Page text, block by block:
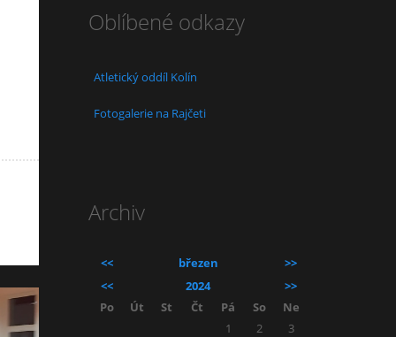
Oblíbené odkazy
Atletický oddíl Kolín
Fotogalerie na Rajčeti
Archiv
<< březen
>>
<<
2024
>>
Po
Út St Čt Pá So
Ne
1
2
3